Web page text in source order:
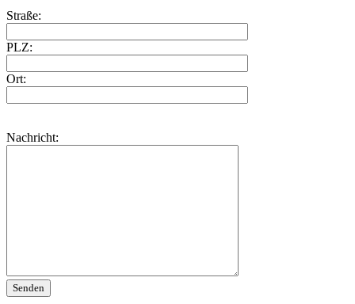
Straße:
PLZ:
Ort:
Nachricht: